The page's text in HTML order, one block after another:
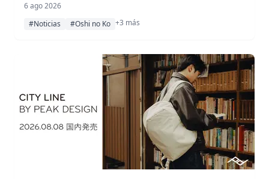
insignias de pines con dijes de las 47 prefecturas,
imanes acrílicos de la región de Kyushu y bolsas de
6 ago 2026
#Noticias
#Oshi no Ko +3 más